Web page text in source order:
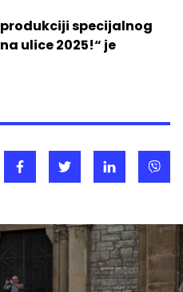
specijalnog
ulice 2025!“ je